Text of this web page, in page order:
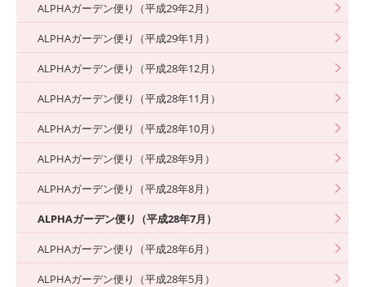
ALPHAガーデン便り（平成29年2月）
ALPHAガーデン便り（平成29年1月）
ALPHAガーデン便り（平成28年12月）
ALPHAガーデン便り（平成28年11月）
ALPHAガーデン便り（平成28年10月）
ALPHAガーデン便り（平成28年9月）
ALPHAガーデン便り（平成28年8月）
ALPHAガーデン便り（平成28年7月）
ALPHAガーデン便り（平成28年6月）
ALPHAガーデン便り（平成28年5月）